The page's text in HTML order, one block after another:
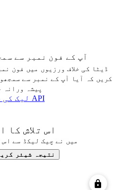
⚠️ آپ کے فون نمبر سے
ڈیٹا کی خلاف ورزیوں میں فون
کریں کہ آیا آپ کے نمبر سے
پیشہ ورانہ
لیک کی انٹیگریٹ API
اس تلاش کا
میں نے چیک لیکڈ سے
نتیجہ شیئر